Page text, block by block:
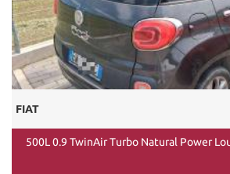
FIAT
500L 0.9 TwinAir Turbo Natural Power